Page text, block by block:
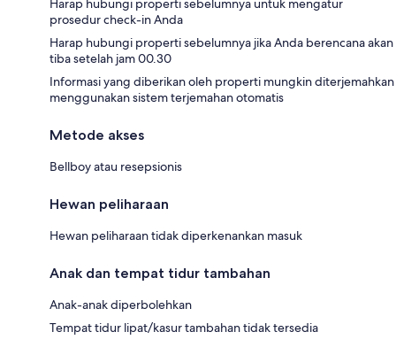
Harap hubungi properti sebelumnya untuk mengatur
prosedur check-in Anda
Harap hubungi properti sebelumnya jika Anda berencana akan
tiba setelah jam 00.30
Informasi yang diberikan oleh properti mungkin diterjemahkan
menggunakan sistem terjemahan otomatis
Metode akses
Bellboy atau resepsionis
Hewan peliharaan
Hewan peliharaan tidak diperkenankan masuk
Anak dan tempat tidur tambahan
Anak-anak diperbolehkan
Tempat tidur lipat/kasur tambahan tidak tersedia